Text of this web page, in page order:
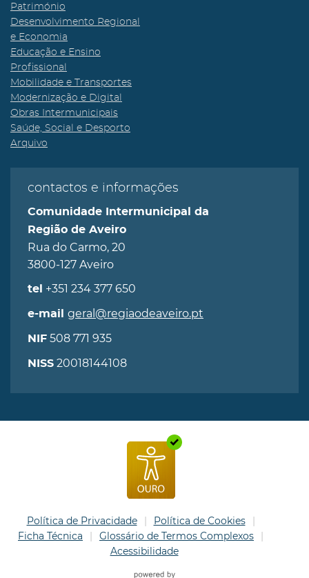
Património
Desenvolvimento Regional
e Economia
Educação e Ensino
Profissional
Mobilidade e Transportes
Modernização e Digital
Obras Intermunicipais
Saúde, Social e Desporto
Arquivo
contactos e informações
Comunidade Intermunicipal da
Região de Aveiro
Rua do Carmo, 20
3800-127 Aveiro
tel +351 234 377 650
e-mail geral@regiaodeaveiro.pt
NIF 508 771 935
NISS 20018144108
Política de Privacidade
Política de Cookies
Ficha Técnica
Glossário de Termos Complexos
Acessibilidade